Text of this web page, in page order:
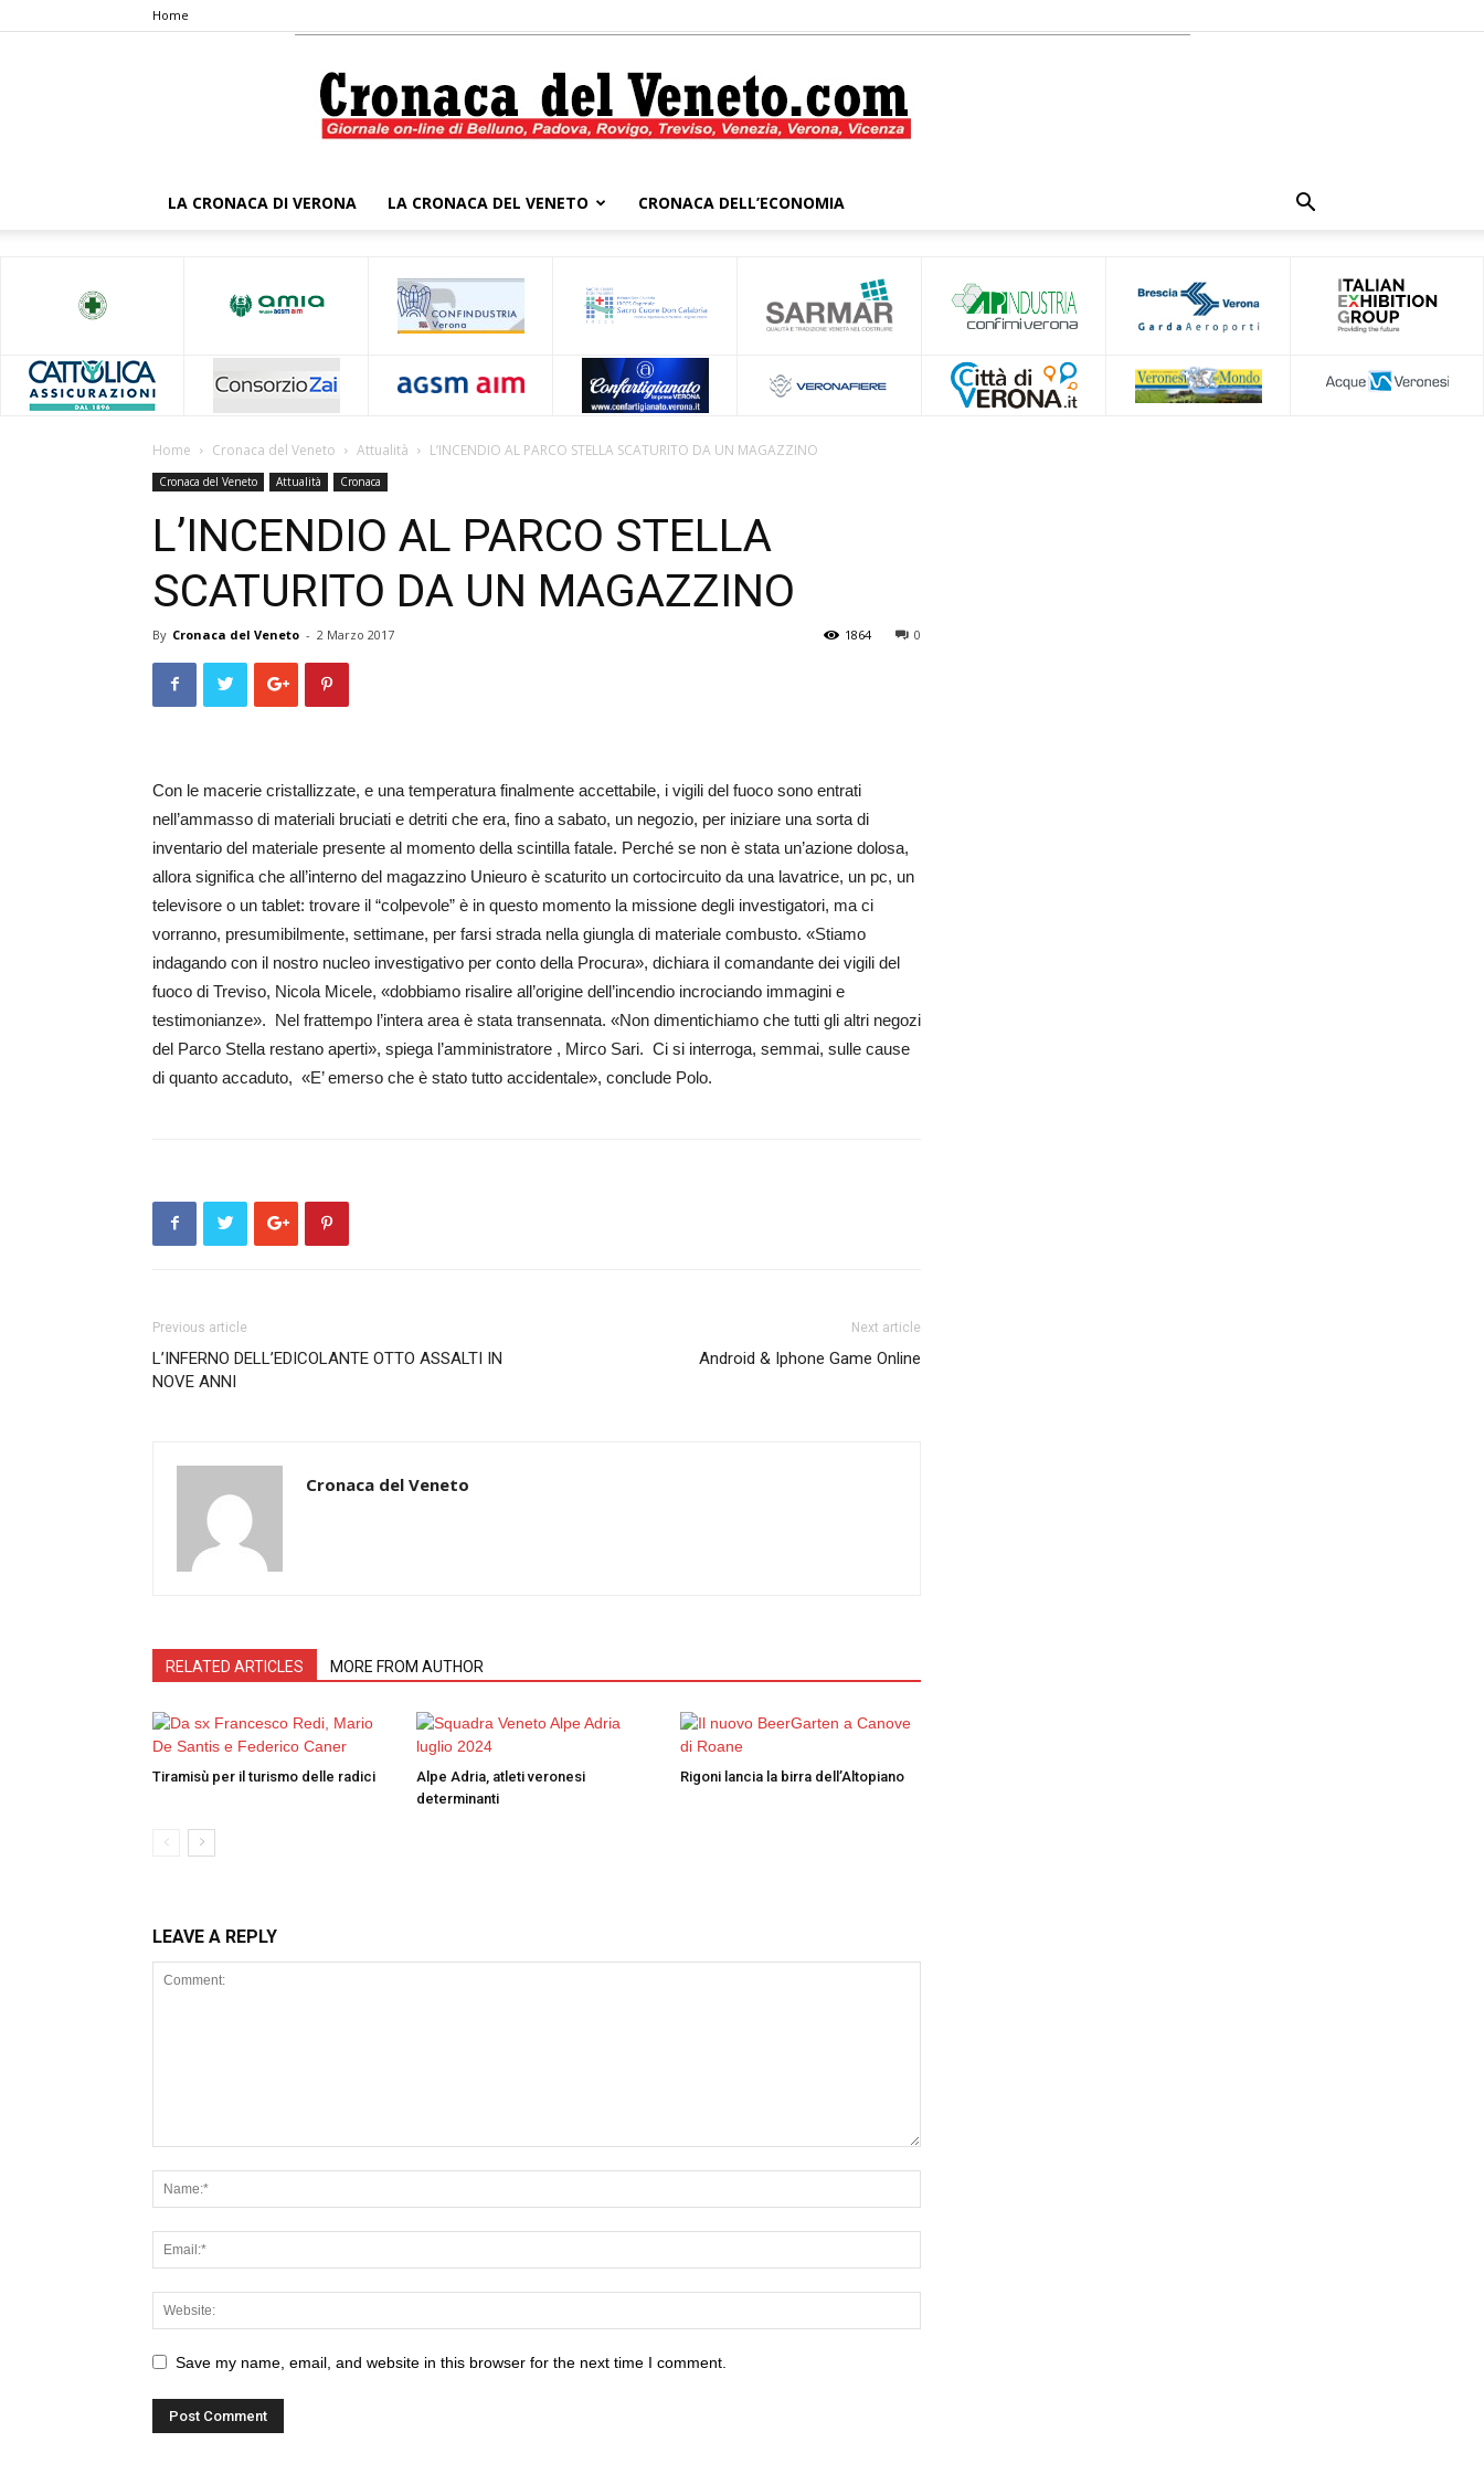
Home
Veneto
LA CRONACA DI VERONA LA CRONACA DEL VENETO CRONACA DELL’ECONOMIA
Home Cronaca del Veneto Attualità L’INCENDIO AL PARCO STELLA SCATURITO DA UN MAGAZZINO
Cronaca del Veneto Attualità Cronaca
L’INCENDIO AL PARCO STELLA
SCATURITO DA UN MAGAZZINO
By Cronaca del Veneto - 2 Marzo 2017 0
1864
Con le macerie cristallizzate, e una temperatura finalmente accettabile, i vigili del fuoco sono entrati
nell’ammasso di materiali bruciati e detriti che era, fino a sabato, un negozio, per iniziare una sorta di
inventario del materiale presente al momento della scintilla fatale. Perché se non è stata un’azione dolosa,
allora significa che all’interno del mag­az­zino Unieuro è scaturito un cortocircuito da una lavatrice, un pc, un
televisore o un tablet: trovare il “colpevole” è in questo momento la missione degli investigatori, ma ci
vorranno, presumibilmente, settimane, per farsi strada nella giungla di materiale combusto. «Stiamo
indagando con il nostro nucleo investigativo per conto della Procura», dichiara il comandante dei vigili del
fuoco di Treviso, Nicola Micele, «dobbiamo risalire all’origine dell’incendio incrociando immagini e
testimonianze». Nel frattempo l’in­tera area è stata transennata. «Non dimentichiamo che tutti gli altri negozi
del Parco Stella restano aperti», spiega l’amministratore , Mirco Sari. Ci si interroga, semmai, sulle cause
di quanto accaduto, «E’ em­erso che è stato tutto accidentale», conclude Polo.
Previous article
L’INFERNO DELL’EDICOLANTE OTTO ASSALTI IN
NOVE ANNI
Next article
Android & Iphone Game Online
Cronaca del Veneto
RELATED ARTICLES MORE FROM AUTHOR
Tiramisù per il turismo delle radici
Alpe Adria, atleti veronesi
determinanti
Rigoni lancia la birra dell’Altopiano
LEAVE A REPLY
Save my name, email, and website in this browser for the next time I comment.